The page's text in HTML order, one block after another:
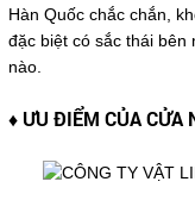
Hàn Quốc chắc chắn,
đặc biệt có sắc thái
nào.
♦ ƯU ĐIỂM CỦA CỬA